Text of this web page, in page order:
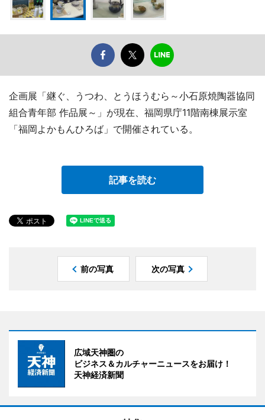
企画展「継ぐ、うつわ、とうほうむら～小石原焼陶器協同
組合青年部 作品展～」が現在、福岡県庁11階南棟展示室
「福岡よかもんひろば」で開催されている。
記事を読む
前の写真 次の写真
広域天神圏の
ビジネス＆カルチャーニュースをお届け！
天神経済新聞